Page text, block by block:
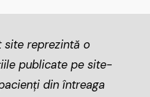
site reprezintă o
publicate pe site-
din întreaga